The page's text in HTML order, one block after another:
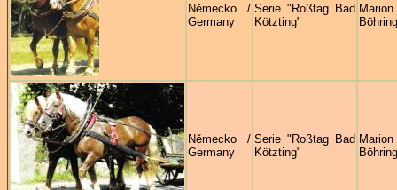
Německo /
Germany
Serie "Roßtag Bad
Kötzting"
Marion
Německo /
Germany
Serie "Roßtag Bad
Kötzting"
Marion